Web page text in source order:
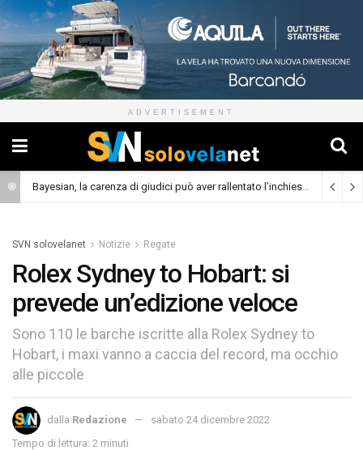
ADVERTISEMENT
Bayesian, la carenza di giudici può aver rallentato l’inchiesta (Cronaca)
SVN solovelanet Notizie Regate
Rolex Sydney to Hobart: si
prevede un’edizione veloce
Sono 110 le barche iscritte alla Rolex Sydney to
Hobart, i maxi vanno a caccia del record, ma occhio
alle piccole
dalla Redazione
sabato 24 dicembre 2022
Tempo di lettura: 2 minuti